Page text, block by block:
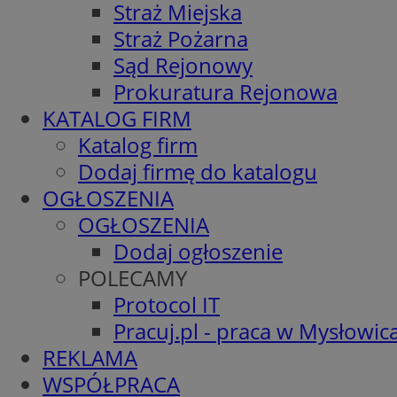
Straż Miejska
Straż Pożarna
Sąd Rejonowy
Prokuratura Rejonowa
KATALOG FIRM
Katalog firm
Dodaj firmę do katalogu
OGŁOSZENIA
OGŁOSZENIA
Dodaj ogłoszenie
POLECAMY
Protocol IT
Pracuj.pl - praca w
REKLAMA
WSPÓŁPRACA